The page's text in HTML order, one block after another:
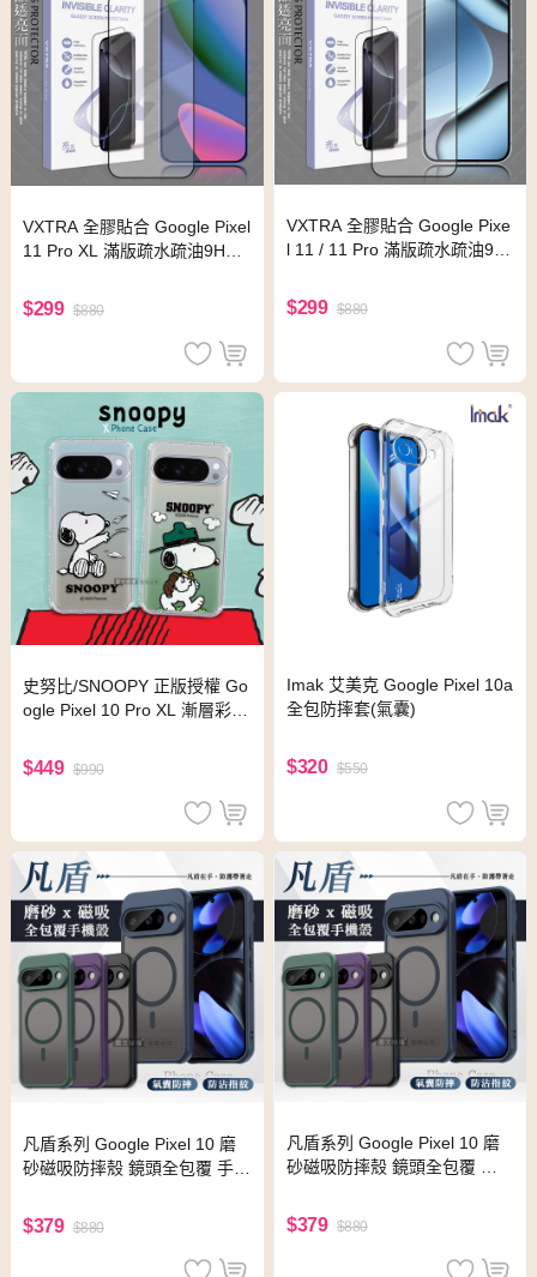
VXTRA 全膠貼合 Google Pixel
11 Pro XL 滿版疏水疏油9H鋼
$299 $880
VXTRA 全膠貼合 Google Pixe
l 11 / 11 Pro 滿版疏水疏油9H
$299 $880
史努比/SNOOPY 正版授權 Go
ogle Pixel 10 Pro XL 漸層彩繪
$449 $990
Imak 艾美克 Google Pixel 10a
全包防摔套(氣囊)
$320 $550
凡盾系列 Google Pixel 10 磨
砂磁吸防摔殼 鏡頭全包覆 手機
$379 $880
凡盾系列 Google Pixel 10 磨
砂磁吸防摔殼 鏡頭全包覆 手
$379 $880